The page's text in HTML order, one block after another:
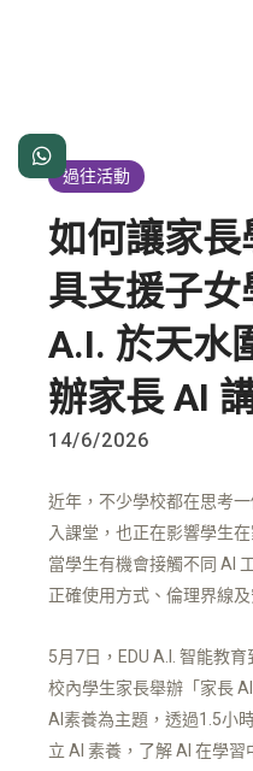

過往活動
如何讓家
具支援子女
A.I. 於天水
辦家長 AI
14/6/2026
近年，不少學校都在思考
入課堂，也正在影響學生
當學生有機會接觸不同 AI
正確使用方式、倫理界線
5月7日，EDU A.I. 智能教
校內學生家長舉辦「家長
AI素養為主題，透過1.5小
立 AI 素養，了解 AI 在學